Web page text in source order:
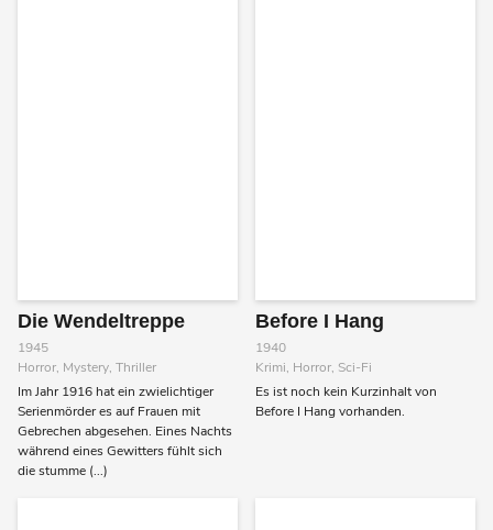
Die Wendeltreppe
1945
Horror, Mystery, Thriller
Im Jahr 1916 hat ein zwielichtiger
Serienmörder es auf Frauen mit
Gebrechen abgesehen. Eines Nachts
während eines Gewitters fühlt sich
die stumme (...)
Before I Hang
1940
Krimi, Horror, Sci-Fi
Es ist noch kein Kurzinhalt von
Before I Hang vorhanden.